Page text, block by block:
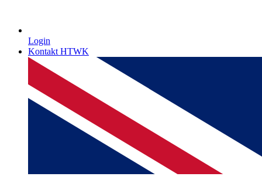
Login
Kontakt HTWK